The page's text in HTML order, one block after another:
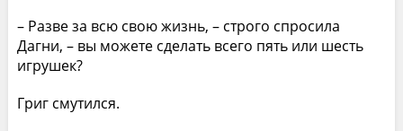
– Разве за всю свою жизнь, – строго спросила
Дагни, – вы можете сделать всего пять или шесть
игрушек?
Григ смутился.